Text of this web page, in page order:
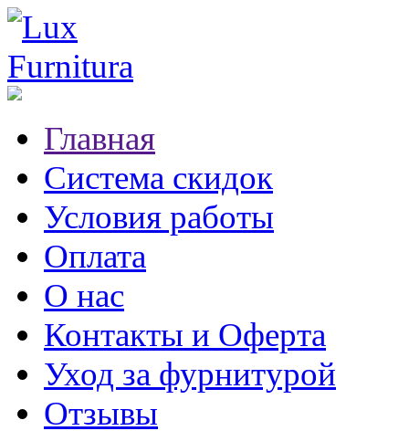
Главная
Система скидок
Условия работы
Оплата
О нас
Контакты и Оферта
Уход за фурнитурой
Отзывы